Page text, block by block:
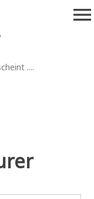
....
menu